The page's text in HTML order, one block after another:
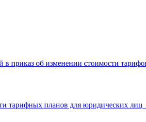
в приказ об изменении стоимости
тарифных планов для юридических